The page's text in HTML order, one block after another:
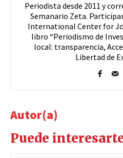
Periodista desde 2011 y
Semanario Zeta.
International Center for
libro “Periodismo de
local: transparencia,
Libertad de
Autor(a)
Puede